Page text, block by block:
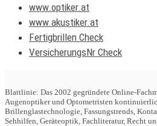
www.optiker.at
www.akustiker.at
Fertigbrillen Check
VersicherungsNr Check
Blattlinie: Das 2002 gegründete Online-
Augenoptiker und Optometristen
Brillenglastechnologie, Fassungstrends,
Sehhilfen, Geräteoptik, Fachliteratur, Recht